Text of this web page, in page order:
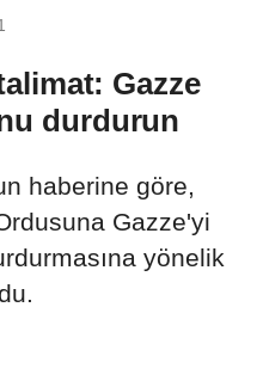
Gazze
durdurun
haberine göre,
Gazze'yi
yönelik